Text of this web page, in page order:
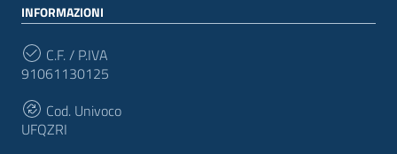
INFORMAZIONI
C.F. / P.IVA
91061130125
Cod. Univoco
UFQZRI